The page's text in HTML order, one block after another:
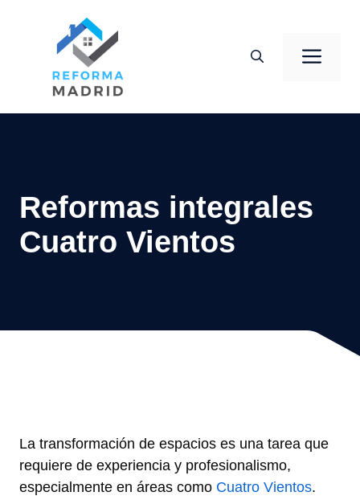
contenido
Reformas integrales
Cuatro Vientos
La transformación de espacios es una tarea que
requiere de experiencia y profesionalismo,
especialmente en áreas como Cuatro Vientos.